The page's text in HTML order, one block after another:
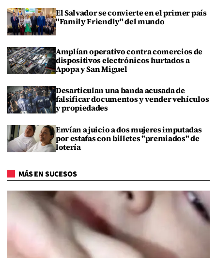
El Salvador se convierte en el primer país
"Family Friendly" del mundo
Amplían operativo contra comercios de
dispositivos electrónicos hurtados a
Apopa y San Miguel
Desarticulan una banda acusada de
falsificar documentos y vender vehículos
y propiedades
Envían a juicio a dos mujeres imputadas
por estafas con billetes "premiados" de
lotería
MÁS EN SUCESOS